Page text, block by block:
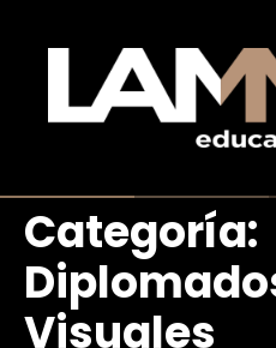
Categoría:
Visuales